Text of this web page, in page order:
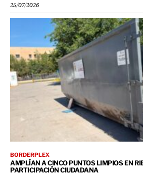
25/07/2026
BORDERPLEX
AMPLÍAN A CINCO PUNTOS LIMPIOS EN
PARTICIPACIÓN CIUDADANA